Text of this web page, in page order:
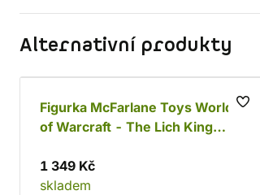
Alternativní produkty
Figurka McFarlane Toys World
of Warcraft - The Lich King
1 349 Kč
skladem